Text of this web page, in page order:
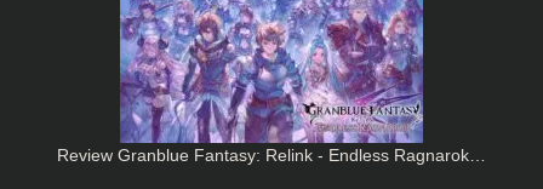
Review Granblue Fantasy: Relink - Endless Ragnarok…